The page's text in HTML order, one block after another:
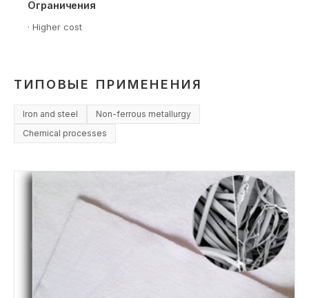
Ограничения
· Higher cost
ТИПОВЫЕ ПРИМЕНЕНИЯ
Iron and steel
Non-ferrous metallurgy
Chemical processes